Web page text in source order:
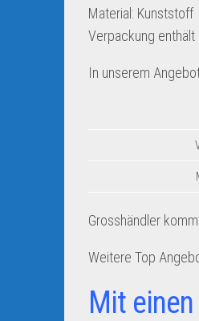
Material: Kunststoff
Verpackung enthält
In unserem
Grosshändler
Weitere Top
Mit